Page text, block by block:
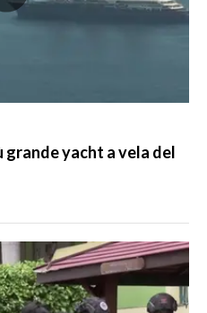
grande yacht a vela del